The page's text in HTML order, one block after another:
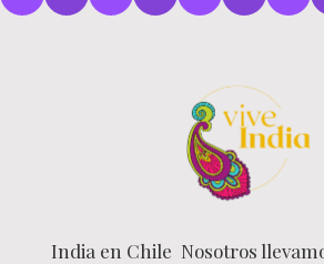
India en Chile Nosotros